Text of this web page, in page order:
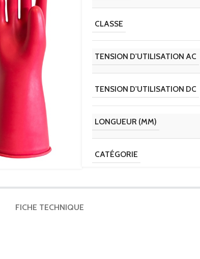
CLASSE
TENSION D'UTILISATION AC
TENSION D'UTILISATION DC
LONGUEUR (MM)
CATÉGORIE
FICHE TECHNIQUE